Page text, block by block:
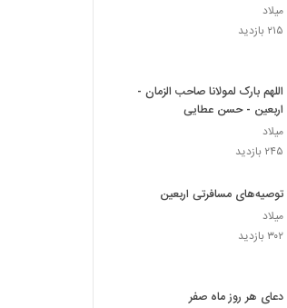
میلاد
۲۱۵ بازدید
اللهم بارک لمولانا صاحب الزمان -
اربعین - حسن عطایی
میلاد
۲۴۵ بازدید
توصیه‌های مسافرتی اربعین
میلاد
۳۰۲ بازدید
دعای هر روز ماه صفر